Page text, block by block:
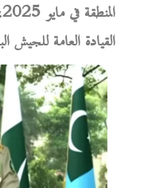
القيادة العامة للجيش